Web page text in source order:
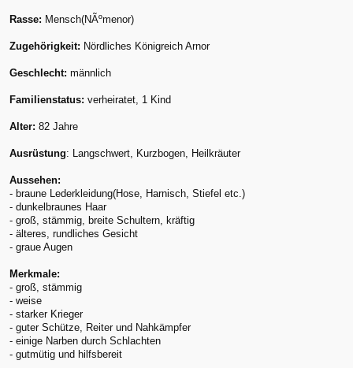
Rasse: Mensch(NÃºmenor)
Zugehörigkeit: Nördliches Königreich Arnor
Geschlecht: männlich
Familienstatus: verheiratet, 1 Kind
Alter: 82 Jahre
Ausrüstung: Langschwert, Kurzbogen, Heilkräuter
Aussehen:
- braune Lederkleidung(Hose, Harnisch, Stiefel etc.)
- dunkelbraunes Haar
- groß, stämmig, breite Schultern, kräftig
- älteres, rundliches Gesicht
- graue Augen
Merkmale:
- groß, stämmig
- weise
- starker Krieger
- guter Schütze, Reiter und Nahkämpfer
- einige Narben durch Schlachten
- gutmütig und hilfsbereit